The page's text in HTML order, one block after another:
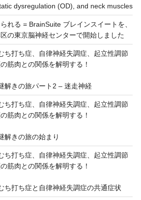
dysregulation (OD), and neck muscles
れる = BrainSuite ブレインスイートを、
の東京脳神経センターで開始しました
ち打ち症、自律神経失調症、起立性調節
筋肉との関係を解明する！
解きの旅パート2 – 迷走神経
ち打ち症、自律神経失調症、起立性調節
筋肉との関係を解明する！
解きの旅の始まり
ち打ち症、自律神経失調症、起立性調節
筋肉との関係を解明する！
ち打ち症と自律神経失調症の共通症状